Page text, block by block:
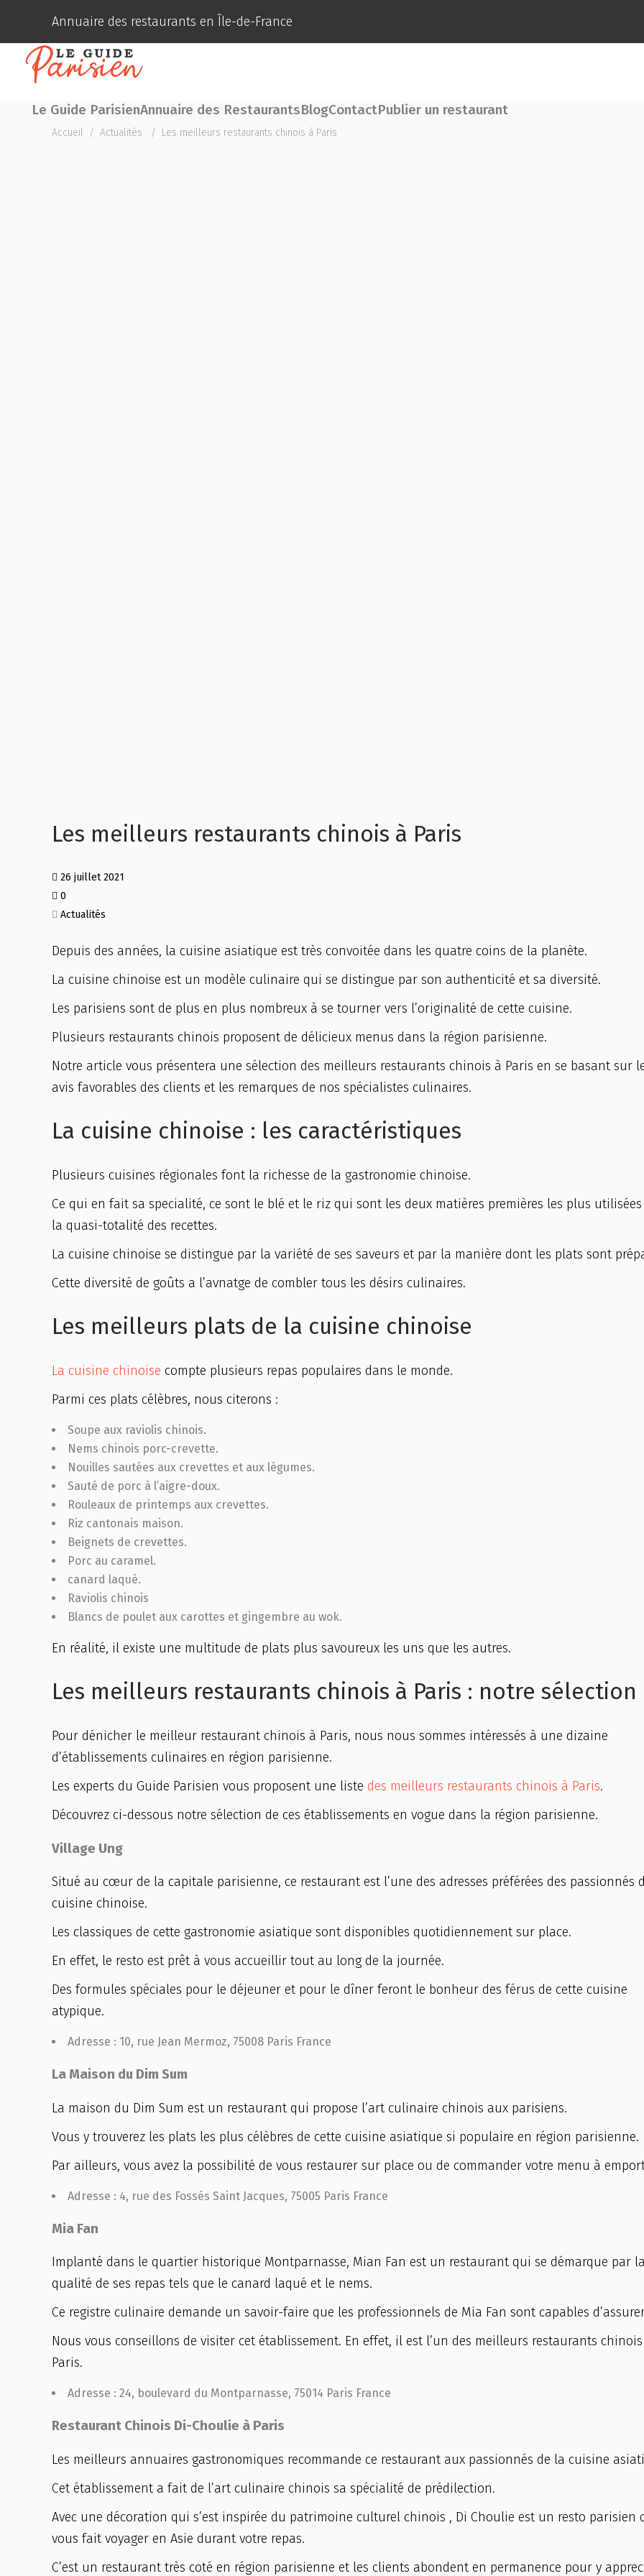
Annuaire des restaurants en Île-de-France
Le Guide ParisienAnnuaire des RestaurantsBlogContactPublier un restaurant
Accueil / Actualités / Les meilleurs restaurants chinois à Paris
Les meilleurs restaurants chinois à Paris
26 juillet 2021
0
Actualités
Depuis des années, la cuisine asiatique est très convoitée dans les quatre coins de la planète.
La cuisine chinoise est un modèle culinaire qui se distingue par son authenticité et sa diversité.
Les parisiens sont de plus en plus nombreux à se tourner vers l’originalité de cette cuisine.
Plusieurs restaurants chinois proposent de délicieux menus dans la région parisienne.
Notre article vous présentera une sélection des meilleurs restaurants chinois à Paris en se basant sur
avis favorables des clients et les remarques de nos spécialistes culinaires.
La cuisine chinoise : les caractéristiques
Plusieurs cuisines régionales font la richesse de la gastronomie chinoise.
Ce qui en fait sa specialité, ce sont le blé et le riz qui sont les deux matières premières les plus
la quasi-totalité des recettes.
La cuisine chinoise se distingue par la variété de ses saveurs et par la manière dont les plats sont
Cette diversité de goûts a l’avnatge de combler tous les désirs culinaires.
Les meilleurs plats de la cuisine chinoise
La cuisine chinoise compte plusieurs repas populaires dans le monde.
Parmi ces plats célèbres, nous citerons :
Soupe aux raviolis chinois.
Nems chinois porc-crevette.
Nouilles sautées aux crevettes et aux légumes.
Sauté de porc à l’aigre-doux.
Rouleaux de printemps aux crevettes.
Riz cantonais maison.
Beignets de crevettes.
Porc au caramel.
canard laqué.
Raviolis chinois
Blancs de poulet aux carottes et gingembre au wok.
En réalité, il existe une multitude de plats plus savoureux les uns que les autres.
Les meilleurs restaurants chinois à Paris : notre sélection
Pour dénicher le meilleur restaurant chinois à Paris, nous nous sommes intéressés à une dizaine
d’établissements culinaires en région parisienne.
Les experts du Guide Parisien vous proposent une liste des meilleurs restaurants chinois à Paris.
Découvrez ci-dessous notre sélection de ces établissements en vogue dans la région parisienne.
Village Ung
Situé au cœur de la capitale parisienne, ce restaurant est l’une des adresses préférées des passionnés
cuisine chinoise.
Les classiques de cette gastronomie asiatique sont disponibles quotidiennement sur place.
En effet, le resto est prêt à vous accueillir tout au long de la journée.
Des formules spéciales pour le déjeuner et pour le dîner feront le bonheur des férus de cette cuisine
atypique.
Adresse : 10, rue Jean Mermoz, 75008 Paris France
La Maison du Dim Sum
La maison du Dim Sum est un restaurant qui propose l’art culinaire chinois aux parisiens.
Vous y trouverez les plats les plus célèbres de cette cuisine asiatique si populaire en région parisienne.
Par ailleurs, vous avez la possibilité de vous restaurer sur place ou de commander votre menu à
Adresse : 4, rue des Fossés Saint Jacques, 75005 Paris France
Mia Fan
Implanté dans le quartier historique Montparnasse, Mian Fan est un restaurant qui se démarque par
qualité de ses repas tels que le canard laqué et le nems.
Ce registre culinaire demande un savoir-faire que les professionnels de Mia Fan sont capables
Nous vous conseillons de visiter cet établissement. En effet, il est l’un des meilleurs restaurants
Paris.
Adresse : 24, boulevard du Montparnasse, 75014 Paris France
Restaurant Chinois Di-Choulie à Paris
Les meilleurs annuaires gastronomiques recommande ce restaurant aux passionnés de la cuisine
Cet établissement a fait de l’art culinaire chinois sa spécialité de prédilection.
Avec une décoration qui s’est inspirée du patrimoine culturel chinois , Di Choulie est un resto parisien
vous fait voyager en Asie durant votre repas.
C’est un restaurant très coté en région parisienne et les clients abondent en permanence pour y